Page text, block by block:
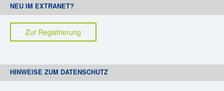
NEU IM EXTRANET?
Zur Registrierung
HINWEISE ZUM DATENSCHUTZ